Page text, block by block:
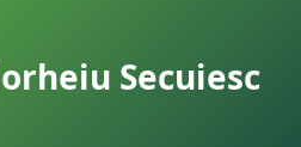
Secuiesc